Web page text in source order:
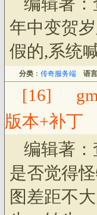
年中变贺
假的,系统
分类： 传奇服务端 语
[16]
版本+补丁
编辑著
是否觉得
图差距不